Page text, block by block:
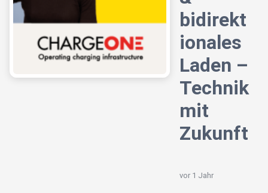
bidirekt
ionales
Laden –
Technik
mit
Zukunft
vor 1 Jahr